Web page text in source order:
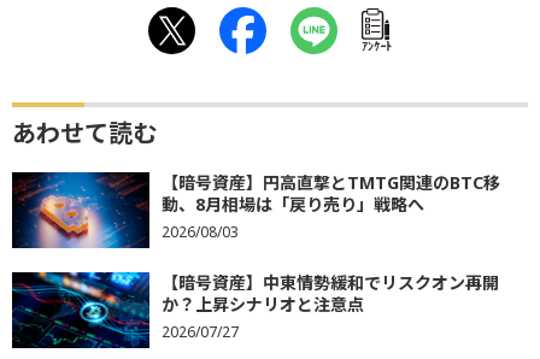
ｱﾝｹｰﾄ
あわせて読む
【暗号資産】円高直撃とTMTG関連のBTC移
動、8月相場は「戻り売り」戦略へ
2026/08/03
【暗号資産】中東情勢緩和でリスクオン再開
か？上昇シナリオと注意点
2026/07/27